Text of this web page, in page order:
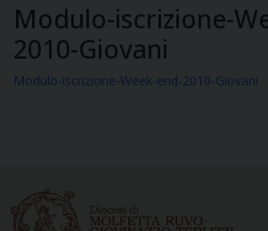
Modulo-iscrizione-
2010-Giovani
Modulo-iscrizione-Week-end-2010-Giovani